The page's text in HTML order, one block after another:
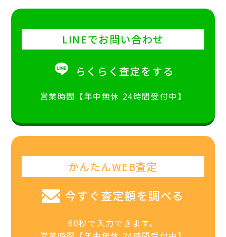
LINEでお問い合わせ
らくらく査定をする
営業時間【年中無休 24時間受付中】
かんたんWEB査定
今すぐ査定額を調べる
60秒で入力できます。